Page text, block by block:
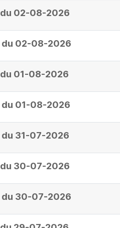
du 02-08-2026
du 02-08-2026
01-08-2026
du 01-08-2026
du 31-07-2026
du 30-07-2026
du 30-07-2026